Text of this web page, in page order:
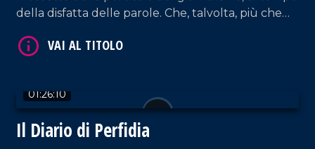
della disfatta delle parole. Che, talvolta, più che
fantasia. Con buona pace di Prevost.
01:26:10
Il Diario di Perfidia